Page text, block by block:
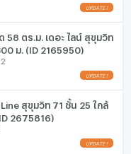
58 ตร.ม. เดอะ ไลน์ สุขุมวิท
ม. (ID 2165950)
สุขุมวิท 71 ชั้น 25 ใกล้
2675816)